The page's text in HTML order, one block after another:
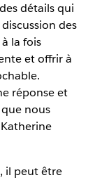
détails qui
des
la fois
et offrir à
réponse et
nous
il peut être